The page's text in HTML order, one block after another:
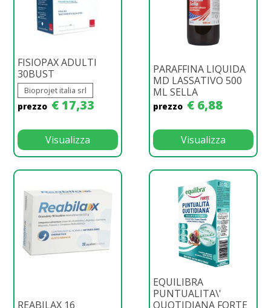
FISIOPAX ADULTI
30BUST
Bioprojet italia srl
prezzo € 17,33
Visualizza
PARAFFINA LIQUIDA
MD LASSATIVO 500
ML SELLA
prezzo € 6,88
Visualizza
REABILAX 16
EQUILIBRA
PUNTUALITA\'
QUOTIDIANA FORTE